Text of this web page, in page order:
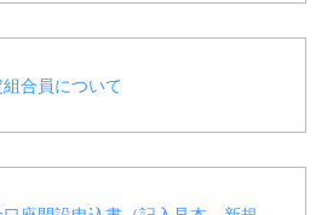
合員について